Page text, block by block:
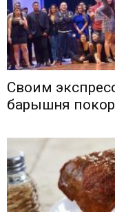
Своим
барышня